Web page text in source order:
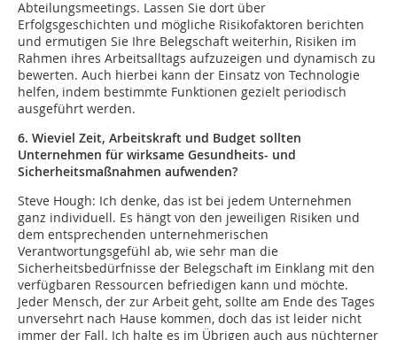
Abteilungsmeetings. Lassen Sie dort über
Erfolgsgeschichten und mögliche Risikofaktoren berichten
und ermutigen Sie Ihre Belegschaft weiterhin, Risiken im
Rahmen ihres Arbeitsalltags aufzuzeigen und dynamisch zu
bewerten. Auch hierbei kann der Einsatz von Technologie
helfen, indem bestimmte Funktionen gezielt periodisch
ausgeführt werden.
6. Wieviel Zeit, Arbeitskraft und Budget sollten
Unternehmen für wirksame Gesundheits- und
Sicherheitsmaßnahmen aufwenden?
Steve Hough: Ich denke, das ist bei jedem Unternehmen
ganz individuell. Es hängt von den jeweiligen Risiken und
dem entsprechenden unternehmerischen
Verantwortungsgefühl ab, wie sehr man die
Sicherheitsbedürfnisse der Belegschaft im Einklang mit den
verfügbaren Ressourcen befriedigen kann und möchte.
Jeder Mensch, der zur Arbeit geht, sollte am Ende des Tages
unversehrt nach Hause kommen, doch das ist leider nicht
immer der Fall. Ich halte es im Übrigen auch aus nüchterner